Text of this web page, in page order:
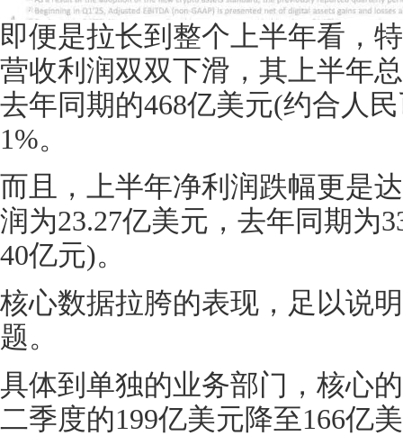
即便是拉长到整个上半年看，
营收利润双双下滑，其上半年
去年同期的468亿美元(约合人
1%。
而且，上半年净利润跌幅更是
润为23.27亿美元，去年同期为
40亿元)。
核心数据拉胯的表现，足以说
题。
具体到单独的业务部门，核心
二季度的199亿美元降至166亿